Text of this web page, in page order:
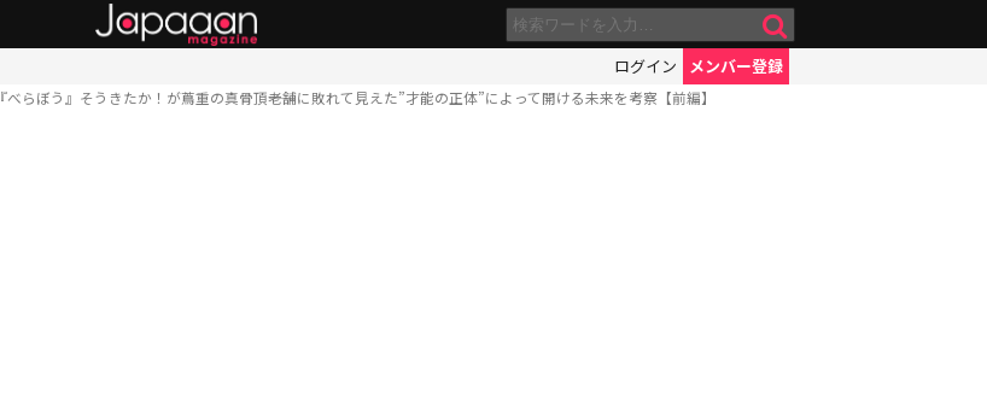
ログイン メンバー登録
『べらぼう』そうきたか！が蔦重の真骨頂――老舗に敗れて見えた”才能の正体”によって開ける未来を考察【前編】